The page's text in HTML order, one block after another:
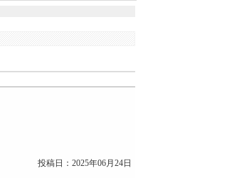
投稿日：2025年06月24日